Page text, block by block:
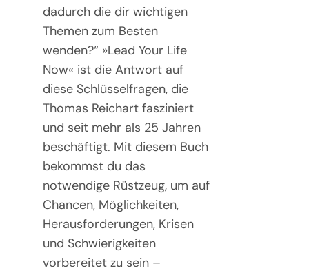
dadurch die dir wichtigen
Themen zum Besten
wenden?“ »Lead Your Life
Now« ist die Antwort auf
diese Schlüsselfragen, die
Thomas Reichart fasziniert
und seit mehr als 25 Jahren
beschäftigt. Mit diesem Buch
bekommst du das
notwendige Rüstzeug, um auf
Chancen, Möglichkeiten,
Herausforderungen, Krisen
und Schwierigkeiten
vorbereitet zu sein –